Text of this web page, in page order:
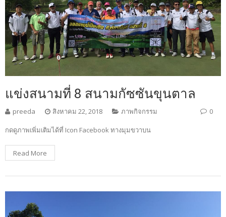
แข่งสนามที่ 8 สนามกัซซันขุนตาล
preeda สิงหาคม 22, 2018 ภาพกิจกรรม 0
กดดูภาพเพิ่มเติมได้ที่ Icon Facebook ทางมุมขวาบน
Read More